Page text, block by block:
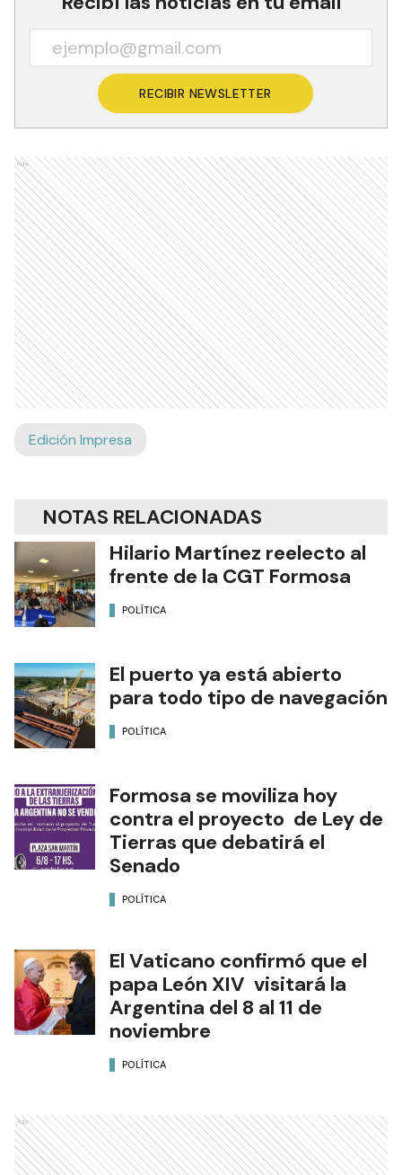
Recibí las noticias en tu email
RECIBIR NEWSLETTER
Ads
NOTAS RELACIONADAS
Hilario Martínez reelecto al
frente de la CGT Formosa
El puerto ya está abierto
para todo tipo de navegación
Formosa se moviliza hoy
contra el proyecto de Ley de
Tierras que debatirá el
Senado
El Vaticano confirmó que el
papa León XIV visitará la
Argentina del 8 al 11 de
noviembre
Ads